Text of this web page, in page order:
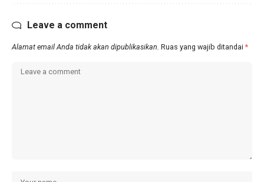
Leave a comment
Alamat email Anda tidak akan dipublikasikan. Ruas yang wajib ditandai *